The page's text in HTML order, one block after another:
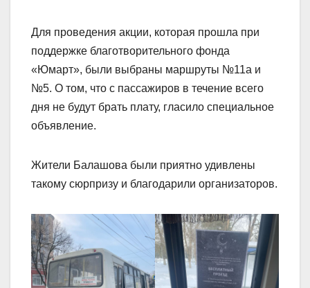
Для проведения акции, которая прошла при
поддержке благотворительного фонда
«Юмарт», были выбраны маршруты №11а и
№5. О том, что с пассажиров в течение всего
дня не будут брать плату, гласило специальное
объявление.
Жители Балашова были приятно удивлены
такому сюрпризу и благодарили организаторов.